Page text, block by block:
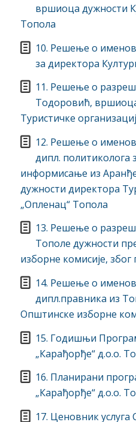
вршиоца дужности
Топола
10. Решење о
за директора
11. Решење о
Тодоровић,
Туристичке
12. Решење о
дипл. политиколога
информисање из
дужности директора
„Опленац“ Топола
13. Решење о
Тополе дужности
изборне комисије,
14. Решење о
дипл.правника из
Општинске изборне
15. Годишњи
„Карађорђе“ д.о.о.
16. Планирани
„Карађорђе“ д.о.о.
17. Ценовник